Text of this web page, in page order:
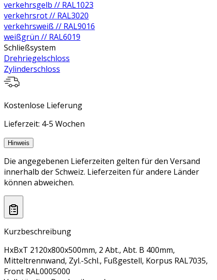
verkehrsgelb // RAL1023
verkehrsrot // RAL3020
verkehrsweiß // RAL9016
weißgrün // RAL6019
Schließsystem
Drehriegelschloss
Zylinderschloss
Kostenlose Lieferung
Lieferzeit: 4-5 Wochen
Hinweis
Die angegebenen Lieferzeiten gelten für den Versand
innerhalb der Schweiz. Lieferzeiten für andere Länder
können abweichen.
Kurzbeschreibung
HxBxT 2120x800x500mm, 2 Abt., Abt. B 400mm,
Mitteltrennwand, Zyl.-Schl., Fußgestell, Korpus RAL7035,
Front RAL0005000